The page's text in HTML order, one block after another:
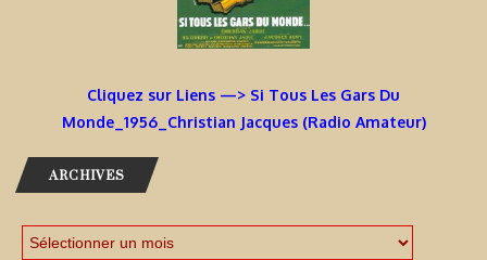
Cliquez sur Liens —> Si Tous Les Gars Du
Monde_1956_Christian Jacques (Radio Amateur)
ARCHIVES